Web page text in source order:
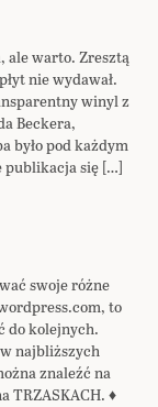
ale warto. Zresztą
nie wydawał.
winyl z
Beckera,
było pod każdym
publikacja się […]
swoje różne
to
do kolejnych.
najbliższych
znaleźć na
TRZASKACH. ♦